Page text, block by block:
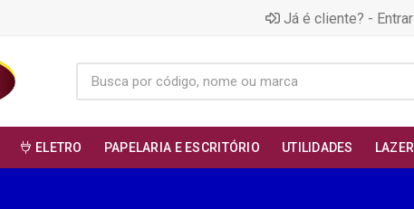
Já é cliente? - Entrar
ELETRO PAPELARIA E ESCRITÓRIO UTILIDADES LAZER